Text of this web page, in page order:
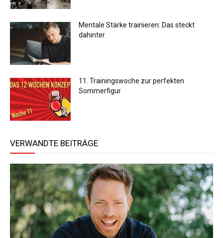
Mentale Stärke trainieren: Das steckt
dahinter
11. Trainingswoche zur perfekten
Sommerfigur
VERWANDTE BEITRÄGE